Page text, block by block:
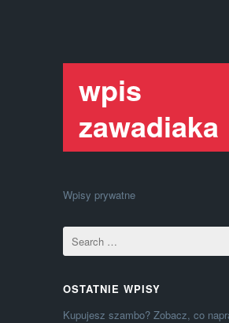
wpis
zawadiaka
Wpisy prywatne
OSTATNIE WPISY
Kupujesz szambo? Zobacz, co